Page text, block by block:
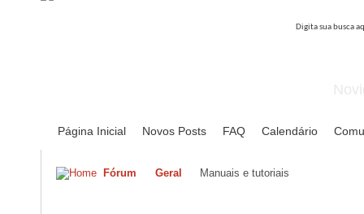
Página Inicial Novos Posts FAQ Calendário
Fórum Geral Manuais e tutoriais